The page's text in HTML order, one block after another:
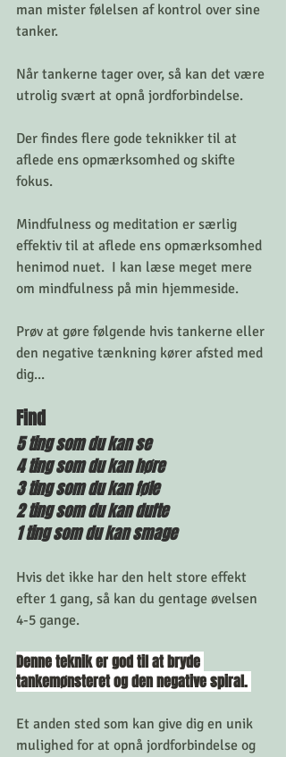
man mister følelsen af kontrol over sine
tanker.
Når tankerne tager over, så kan det være
utrolig svært at opnå jordforbindelse.
Der findes flere gode teknikker til at
aflede ens opmærksomhed og skifte
fokus.
Mindfulness og meditation er særlig
effektiv til at aflede ens opmærksomhed
henimod nuet.  I kan læse meget mere
om mindfulness på min hjemmeside.
Prøv at gøre følgende hvis tankerne eller
den negative tænkning kører afsted med
dig...
Find
5 ting som du kan se
4 ting som du kan høre
3 ting som du kan føle
2 ting som du kan dufte
1 ting som du kan smage
Hvis det ikke har den helt store effekt
efter 1 gang, så kan du gentage øvelsen
4-5 gange.
Denne teknik er god til at bryde
tankemønsteret og den negative spiral.
Et anden sted som kan give dig en unik
mulighed for at opnå jordforbindelse og